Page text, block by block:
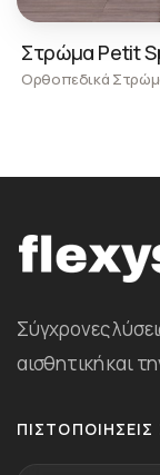
Στρώμα Petit
Ορθοπεδικά
Σύγχρονες
αισθητική και